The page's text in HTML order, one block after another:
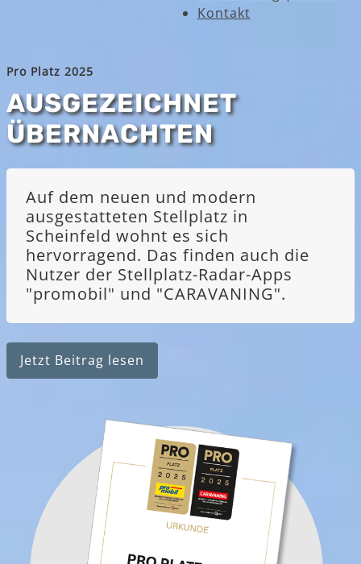
Kontakt
Pro Platz 2025
AUSGEZEICHNET
ÜBERNACHTEN
Auf dem neuen und modern
ausgestatteten Stellplatz in
Scheinfeld wohnt es sich
hervorragend. Das finden auch die
Nutzer der Stellplatz-Radar-Apps
"promobil" und "CARAVANING".
Jetzt Beitrag lesen